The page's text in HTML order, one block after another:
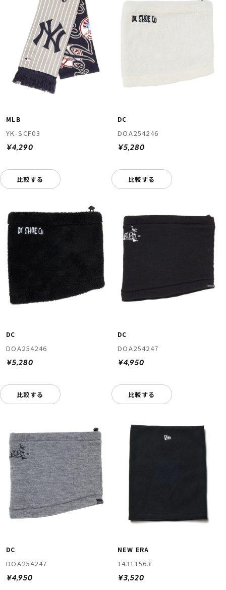
MLB
YK-SCF03
¥4,290
比較する
DC
DOA254246
¥5,280
比較する
DC
DOA254246
¥5,280
比較する
DC
DOA254247
¥4,950
比較する
DC
DOA254247
¥4,950
NEW ERA
14311563
¥3,520